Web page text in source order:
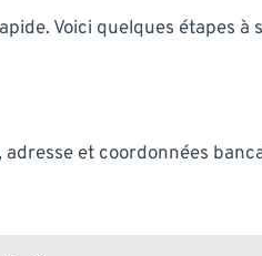
Voici quelques étapes à
et coordonnées